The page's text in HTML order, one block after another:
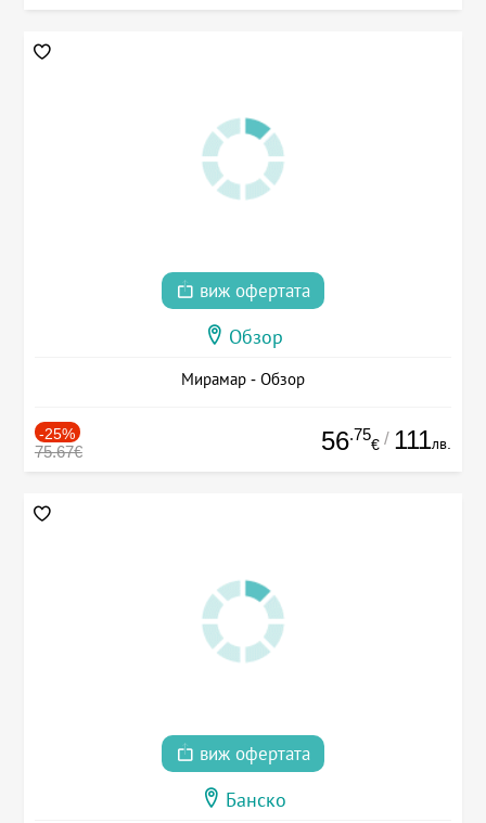
виж офертата
Обзор
Мирамар - Обзор
-25%
75.67€ 56.75
€ / 111лв.
виж офертата
Банско